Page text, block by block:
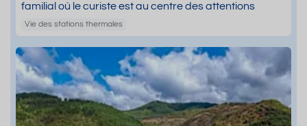
familial où le curiste est au centre des attentions
Vie des stations thermales